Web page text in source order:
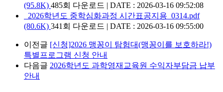
(95.8K) 485회 다운로드 | DATE : 2026-03-16 09:52:08
2026학년도 중학심화과정 시간표공지용_0314.pdf
(80.6K) 341회 다운로드 | DATE : 2026-03-16 09:55:00
이전글 [신청]2026 맹꽁이 탐험대(맹꽁이를 보호하라!)
특별프로그램 신청 안내
다음글 2026학년도 과학영재교육원 수익자부담금 납부
안내